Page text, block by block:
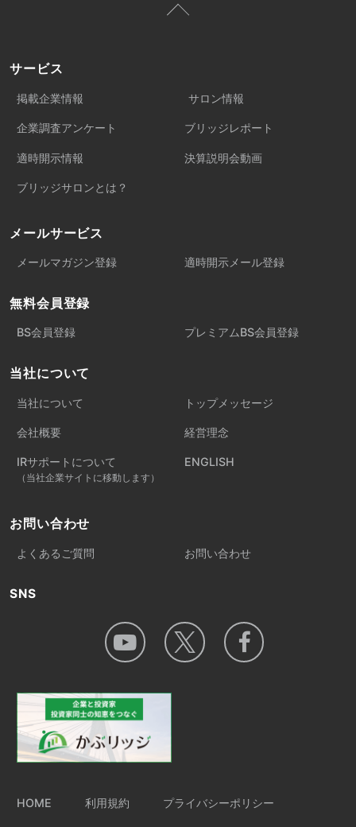
サービス
掲載企業情報 サロン情報
企業調査アンケート ブリッジレポート
適時開示情報 決算説明会動画
ブリッジサロンとは？
メールサービス
メールマガジン登録 適時開示メール登録
無料会員登録
BS会員登録 プレミアムBS会員登録
当社について
当社について トップメッセージ
会社概要 経営理念
IRサポートについて
（当社企業サイトに移動します）
ENGLISH
お問い合わせ
よくあるご質問 お問い合わせ
SNS
HOME 利用規約 プライバシーポリシー